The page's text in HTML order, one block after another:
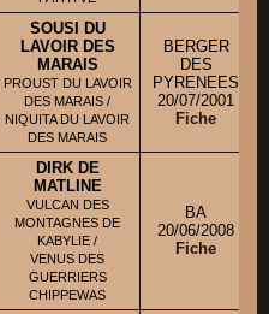
SOUSI DU
LAVOIR DES
MARAIS
PROUST DU LAVOIR
DES MARAIS /
NIQUITA DU LAVOIR
DES MARAIS
BERGER
DES
PYRENEES
20/07/2001
Fiche
DIRK DE
MATLINE
VULCAN DES
MONTAGNES DE
KABYLIE /
VENUS DES
GUERRIERS
CHIPPEWAS
BA
20/06/2008
Fiche